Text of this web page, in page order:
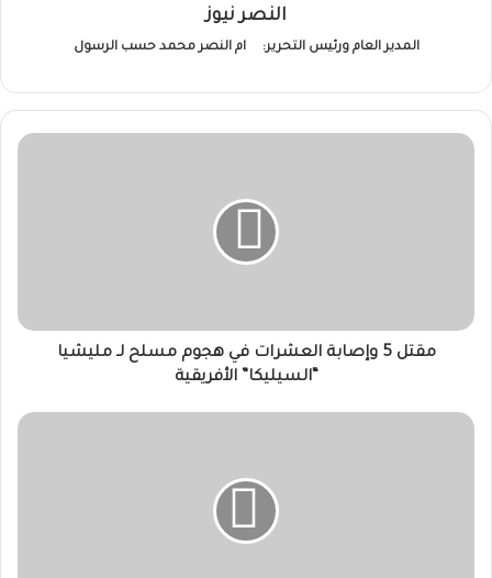
النصر نيوز
المدير العام ورئيس التحرير: ام النصر محمد حسب الرسول
مقتل
مليشيا
“السيليكا”
مقتل 5 وإصابة العشرات في هجوم مسلح لـ مليشيا
“السيليكا” الأفريقية
ترحيل